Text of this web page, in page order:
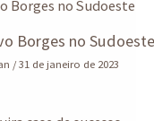
Borges no
/31 de janeiro de 2023